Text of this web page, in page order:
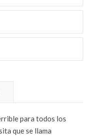
para todos los
que se llama